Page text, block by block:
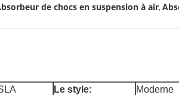
de chocs en suspension à air,
Le style:
Moderne